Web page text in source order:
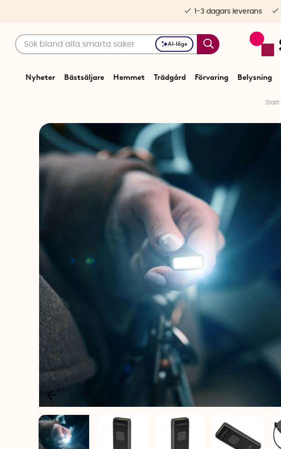
AI-läge
Nyheter Bästsäljare Hemmet Trädgård Förvaring Belysning
1-3 dagars leverans
Start